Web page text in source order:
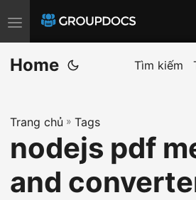
T
o
g
e
n
v
Home Tìm kiếm
Trang chủ » Tags
nodejs pdf
and